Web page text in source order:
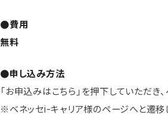
●費用
無料
●申し込み方法
「お申込みはこちら」を押下していただき
※ベネッセi-キャリア様のページへと遷移